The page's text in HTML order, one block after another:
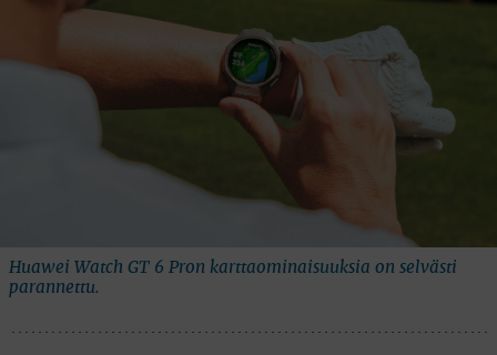
Huawei Watch GT 6 Pron karttaominaisuuksia on selvästi
parannettu.